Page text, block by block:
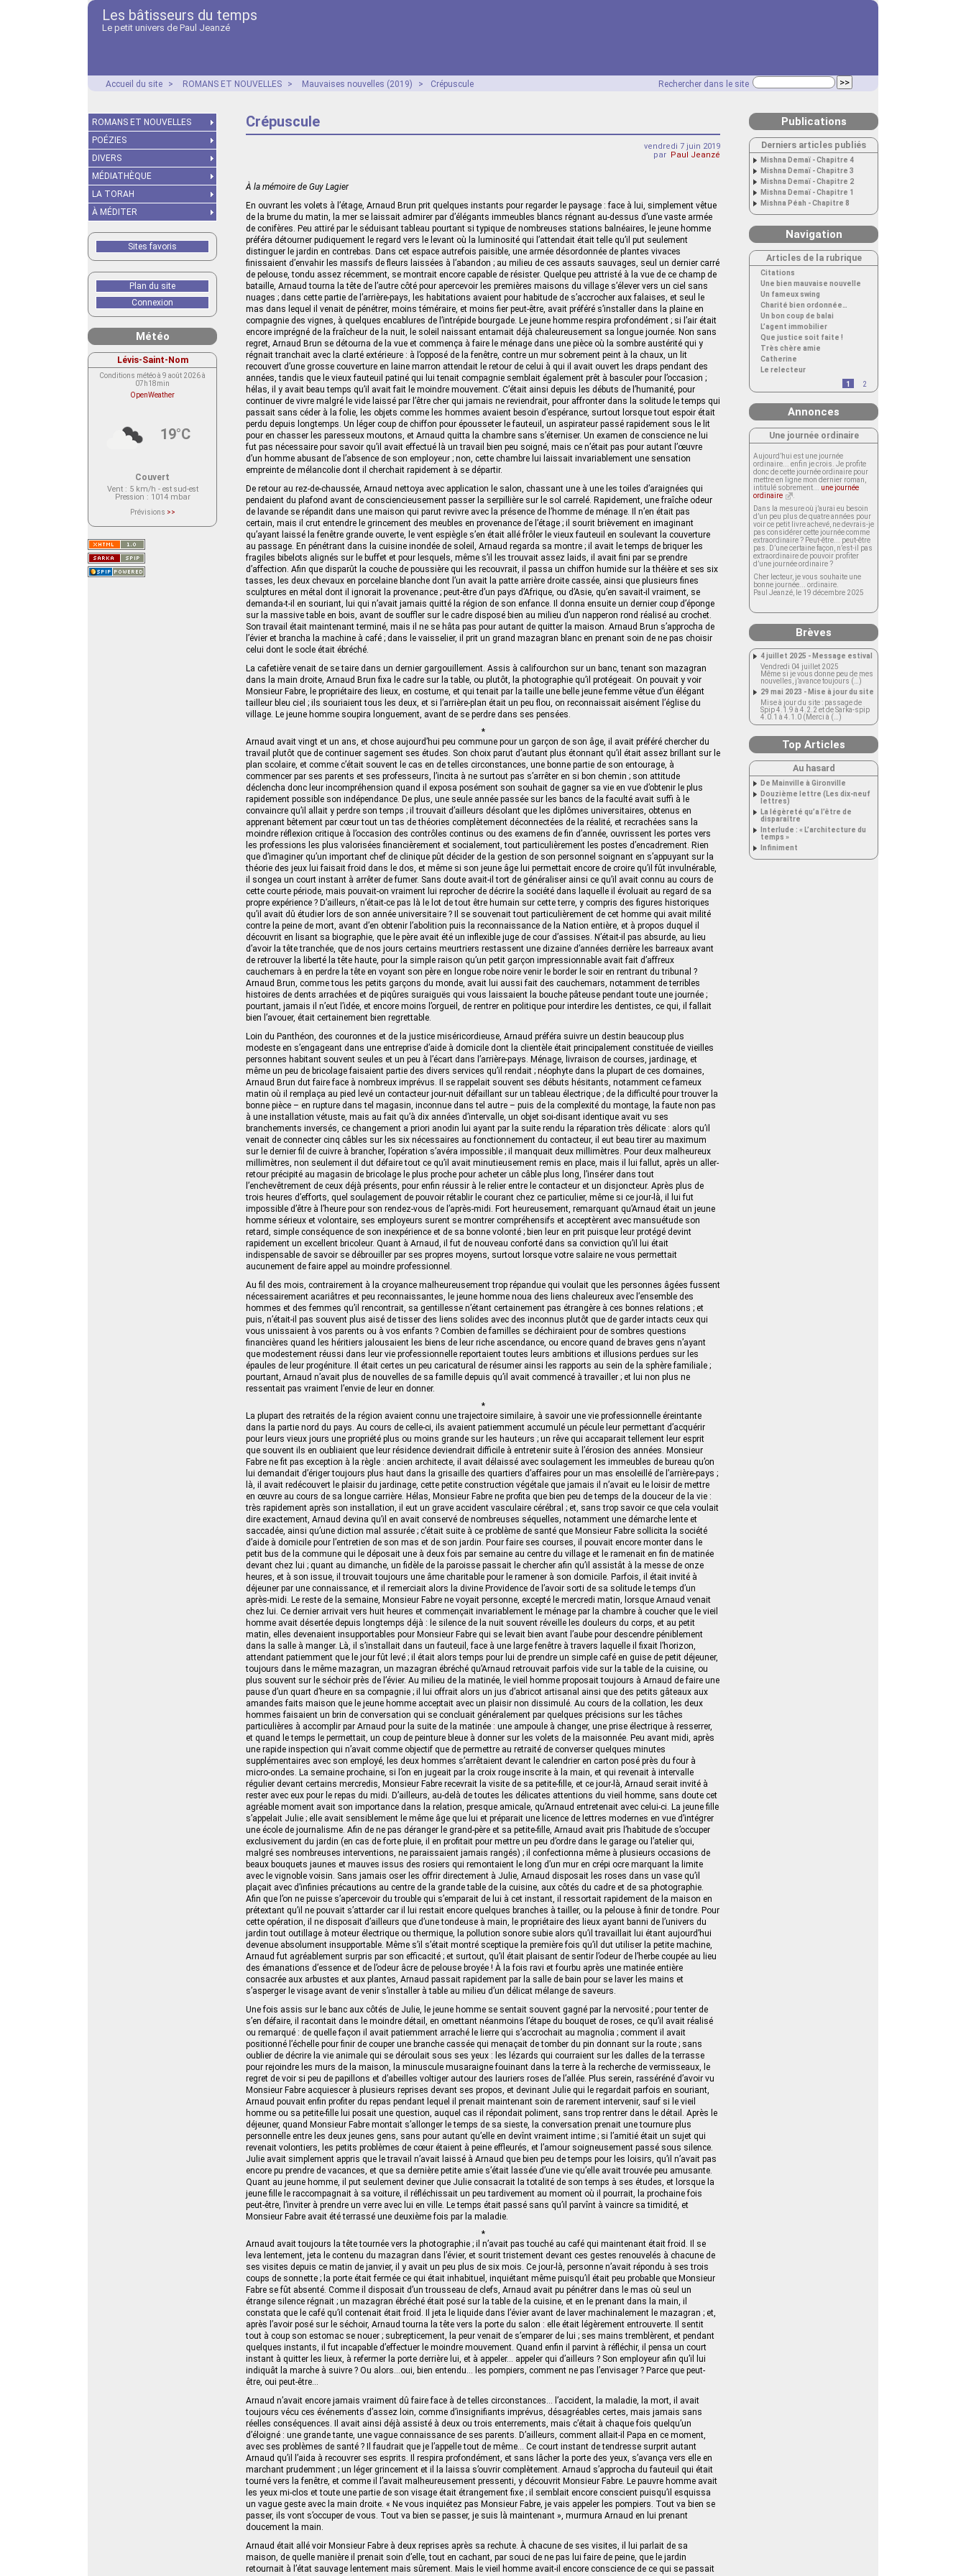
Les bâtisseurs du temps
Le petit univers de Paul Jeanzé
Rechercher dans le site
Accueil du site > ROMANS ET NOUVELLES > Mauvaises nouvelles (2019) > Crépuscule
Crépuscule
vendredi 7 juin 2019
par Paul Jeanzé
À la mémoire de Guy Lagier
En ouvrant les volets à l’étage, Arnaud Brun prit quelques instants pour regarder le paysage : face à lui, simplement vêtue
de la brume du matin, la mer se laissait admirer par d’élégants immeubles blancs régnant au‑dessus d’une vaste armée
de conifères. Peu attiré par le séduisant tableau pourtant si typique de nombreuses stations balnéaires, le jeune homme
préféra détourner pudiquement le regard vers le levant où la luminosité qui l’attendait était telle qu’il put seulement
distinguer le jardin en contrebas. Dans cet espace autrefois paisible, une armée désordonnée de plantes vivaces
finissaient d’envahir les massifs de fleurs laissées à l’abandon ; au milieu de ces assauts sauvages, seul un dernier carré
de pelouse, tondu assez récemment, se montrait encore capable de résister. Quelque peu attristé à la vue de ce champ de
bataille, Arnaud tourna la tête de l’autre côté pour apercevoir les premières maisons du village s’élever vers un ciel sans
nuages ; dans cette partie de l’arrière-pays, les habitations avaient pour habitude de s’accrocher aux falaises, et seul le
mas dans lequel il venait de pénétrer, moins téméraire, et moins fier peut-être, avait préféré s’installer dans la plaine en
compagnie des vignes, à quelques encablures de l’intrépide bourgade. Le jeune homme respira profondément ; si l’air était
encore imprégné de la fraîcheur de la nuit, le soleil naissant entamait déjà chaleureusement sa longue journée. Non sans
regret, Arnaud Brun se détourna de la vue et commença à faire le ménage dans une pièce où la sombre austérité qui y
régnait tranchait avec la clarté extérieure : à l’opposé de la fenêtre, contre un mur sobrement peint à la chaux, un lit
recouvert d’une grosse couverture en laine marron attendait le retour de celui à qui il avait ouvert les draps pendant des
années, tandis que le vieux fauteuil patiné qui lui tenait compagnie semblait également prêt à basculer pour l’occasion ;
hélas, il y avait beau temps qu’il avait fait le moindre mouvement. C’était ainsi depuis les débuts de l’humanité, pour
continuer de vivre malgré le vide laissé par l’être cher qui jamais ne reviendrait, pour affronter dans la solitude le temps qui
passait sans céder à la folie, les objets comme les hommes avaient besoin d’espérance, surtout lorsque tout espoir était
perdu depuis longtemps. Un léger coup de chiffon pour épousseter le fauteuil, un aspirateur passé rapidement sous le lit
pour en chasser les paresseux moutons, et Arnaud quitta la chambre sans s’éterniser. Un examen de conscience ne lui
fut pas nécessaire pour savoir qu’il avait effectué là un travail bien peu soigné, mais ce n’était pas pour autant l’œuvre
d’un homme abusant de l’absence de son employeur ; non, cette chambre lui laissait invariablement une sensation
empreinte de mélancolie dont il cherchait rapidement à se départir.
De retour au rez-de-chaussée, Arnaud nettoya avec application le salon, chassant une à une les toiles d’araignées qui
pendaient du plafond avant de consciencieusement passer la serpillière sur le sol carrelé. Rapidement, une fraîche odeur
de lavande se répandit dans une maison qui parut revivre avec la présence de l’homme de ménage. Il n’en était pas
certain, mais il crut entendre le grincement des meubles en provenance de l’étage ; il sourit brièvement en imaginant
qu’ayant laissé la fenêtre grande ouverte, le vent espiègle s’en était allé frôler le vieux fauteuil en soulevant la couverture
au passage. En pénétrant dans la cuisine inondée de soleil, Arnaud regarda sa montre ; il avait le temps de briquer les
fragiles bibelots alignés sur le buffet et pour lesquels, même s’il les trouvait assez laids, il avait fini par se prendre
d’affection. Afin que disparût la couche de poussière qui les recouvrait, il passa un chiffon humide sur la théière et ses six
tasses, les deux chevaux en porcelaine blanche dont l’un avait la patte arrière droite cassée, ainsi que plusieurs fines
sculptures en métal dont il ignorait la provenance ; peut-être d’un pays d’Afrique, ou d’Asie, qu’en savait-il vraiment, se
demanda-t-il en souriant, lui qui n’avait jamais quitté la région de son enfance. Il donna ensuite un dernier coup d’éponge
sur la massive table en bois, avant de souffler sur le cadre disposé bien au milieu d’un napperon rond réalisé au crochet.
Son travail était maintenant terminé, mais il ne se hâta pas pour autant de quitter la maison. Arnaud Brun s’approcha de
l’évier et brancha la machine à café ; dans le vaisselier, il prit un grand mazagran blanc en prenant soin de ne pas choisir
celui dont le socle était ébréché.
La cafetière venait de se taire dans un dernier gargouillement. Assis à califourchon sur un banc, tenant son mazagran
dans la main droite, Arnaud Brun fixa le cadre sur la table, ou plutôt, la photographie qu’il protégeait. On pouvait y voir
Monsieur Fabre, le propriétaire des lieux, en costume, et qui tenait par la taille une belle jeune femme vêtue d’un élégant
tailleur bleu ciel ; ils souriaient tous les deux, et si l’arrière-plan était un peu flou, on reconnaissait aisément l’église du
village. Le jeune homme soupira longuement, avant de se perdre dans ses pensées.
*
Arnaud avait vingt et un ans, et chose aujourd’hui peu commune pour un garçon de son âge, il avait préféré chercher du
travail plutôt que de continuer sagement ses études. Son choix parut d’autant plus étonnant qu’il était assez brillant sur le
plan scolaire, et comme c’était souvent le cas en de telles circonstances, une bonne partie de son entourage, à
commencer par ses parents et ses professeurs, l’incita à ne surtout pas s’arrêter en si bon chemin ; son attitude
déclencha donc leur incompréhension quand il exposa posément son souhait de gagner sa vie en vue d’obtenir le plus
rapidement possible son indépendance. De plus, une seule année passée sur les bancs de la faculté avait suffi à le
convaincre qu’il allait y perdre son temps ; il trouvait d’ailleurs désolant que les diplômes universitaires, obtenus en
apprenant bêtement par cœur tout un tas de théories complètement déconnectées de la réalité, et recrachées sans la
moindre réflexion critique à l’occasion des contrôles continus ou des examens de fin d’année, ouvrissent les portes vers
les professions les plus valorisées financièrement et socialement, tout particulièrement les postes d’encadrement. Rien
que d’imaginer qu’un important chef de clinique pût décider de la gestion de son personnel soignant en s’appuyant sur la
théorie des jeux lui faisait froid dans le dos, et même si son jeune âge lui permettait encore de croire qu’il fût invulnérable,
il songea un court instant à arrêter de fumer. Sans doute avait-il tort de généraliser ainsi ce qu’il avait connu au cours de
cette courte période, mais pouvait-on vraiment lui reprocher de décrire la société dans laquelle il évoluait au regard de sa
propre expérience ? D’ailleurs, n’était-ce pas là le lot de tout être humain sur cette terre, y compris des figures historiques
qu’il avait dû étudier lors de son année universitaire ? Il se souvenait tout particulièrement de cet homme qui avait milité
contre la peine de mort, avant d’en obtenir l’abolition puis la reconnaissance de la Nation entière, et à propos duquel il
découvrit en lisant sa biographie, que le père avait été un inflexible juge de cour d’assises. N’était-il pas absurde, au lieu
d’avoir la tête tranchée, que de nos jours certains meurtriers restassent une dizaine d’années derrière les barreaux avant
de retrouver la liberté la tête haute, pour la simple raison qu’un petit garçon impressionnable avait fait d’affreux
cauchemars à en perdre la tête en voyant son père en longue robe noire venir le border le soir en rentrant du tribunal ?
Arnaud Brun, comme tous les petits garçons du monde, avait lui aussi fait des cauchemars, notamment de terribles
histoires de dents arrachées et de piqûres suraiguës qui vous laissaient la bouche pâteuse pendant toute une journée ;
pourtant, jamais il n’eut l’idée, et encore moins l’orgueil, de rentrer en politique pour interdire les dentistes, ce qui, il fallait
bien l’avouer, était certainement bien regrettable.
Loin du Panthéon, des couronnes et de la justice miséricordieuse, Arnaud préféra suivre un destin beaucoup plus
modeste en s’engageant dans une entreprise d’aide à domicile dont la clientèle était principalement constituée de vieilles
personnes habitant souvent seules et un peu à l’écart dans l’arrière‑pays. Ménage, livraison de courses, jardinage, et
même un peu de bricolage faisaient partie des divers services qu’il rendait ; néophyte dans la plupart de ces domaines,
Arnaud Brun dut faire face à nombreux imprévus. Il se rappelait souvent ses débuts hésitants, notamment ce fameux
matin où il remplaça au pied levé un contacteur jour‑nuit défaillant sur un tableau électrique ; de la difficulté pour trouver la
bonne pièce – en rupture dans tel magasin, inconnue dans tel autre – puis de la complexité du montage, la faute non pas
à une installation vétuste, mais au fait qu’à dix années d’intervalle, un objet soi-disant identique avait vu ses
branchements inversés, ce changement a priori anodin lui ayant par la suite rendu la réparation très délicate : alors qu’il
venait de connecter cinq câbles sur les six nécessaires au fonctionnement du contacteur, il eut beau tirer au maximum
sur le dernier fil de cuivre à brancher, l’opération s’avéra impossible ; il manquait deux millimètres. Pour deux malheureux
millimètres, non seulement il dut défaire tout ce qu’il avait minutieusement remis en place, mais il lui fallut, après un aller-
retour précipité au magasin de bricolage le plus proche pour acheter un câble plus long, l’insérer dans tout
l’enchevêtrement de ceux déjà présents, pour enfin réussir à le relier entre le contacteur et un disjoncteur. Après plus de
trois heures d’efforts, quel soulagement de pouvoir rétablir le courant chez ce particulier, même si ce jour-là, il lui fut
impossible d’être à l’heure pour son rendez-vous de l’après‑midi. Fort heureusement, remarquant qu’Arnaud était un jeune
homme sérieux et volontaire, ses employeurs surent se montrer compréhensifs et acceptèrent avec mansuétude son
retard, simple conséquence de son inexpérience et de sa bonne volonté ; bien leur en prit puisque leur protégé devint
rapidement un excellent bricoleur. Quant à Arnaud, il fut de nouveau conforté dans sa conviction qu’il lui était
indispensable de savoir se débrouiller par ses propres moyens, surtout lorsque votre salaire ne vous permettait
aucunement de faire appel au moindre professionnel.
Au fil des mois, contrairement à la croyance malheureusement trop répandue qui voulait que les personnes âgées fussent
nécessairement acariâtres et peu reconnaissantes, le jeune homme noua des liens chaleureux avec l’ensemble des
hommes et des femmes qu’il rencontrait, sa gentillesse n’étant certainement pas étrangère à ces bonnes relations ; et
puis, n’était-il pas souvent plus aisé de tisser des liens solides avec des inconnus plutôt que de garder intacts ceux qui
vous unissaient à vos parents ou à vos enfants ? Combien de familles se déchiraient pour de sombres questions
financières quand les héritiers jalousaient les biens de leur riche ascendance, ou encore quand de braves gens n’ayant
que modestement réussi dans leur vie professionnelle reportaient toutes leurs ambitions et illusions perdues sur les
épaules de leur progéniture. Il était certes un peu caricatural de résumer ainsi les rapports au sein de la sphère familiale ;
pourtant, Arnaud n’avait plus de nouvelles de sa famille depuis qu’il avait commencé à travailler ; et lui non plus ne
ressentait pas vraiment l’envie de leur en donner.
*
La plupart des retraités de la région avaient connu une trajectoire similaire, à savoir une vie professionnelle éreintante
dans la partie nord du pays. Au cours de celle-ci, ils avaient patiemment accumulé un pécule leur permettant d’acquérir
pour leurs vieux jours une propriété plus ou moins grande sur les hauteurs ; un rêve qui accaparait tellement leur esprit
que souvent ils en oubliaient que leur résidence deviendrait difficile à entretenir suite à l’érosion des années. Monsieur
Fabre ne fit pas exception à la règle : ancien architecte, il avait délaissé avec soulagement les immeubles de bureau qu’on
lui demandait d’ériger toujours plus haut dans la grisaille des quartiers d’affaires pour un mas ensoleillé de l’arrière-pays ;
là, il avait redécouvert le plaisir du jardinage, cette petite construction végétale que jamais il n’avait eu le loisir de mettre
en œuvre au cours de sa longue carrière. Hélas, Monsieur Fabre ne profita que bien peu de temps de la douceur de la vie :
très rapidement après son installation, il eut un grave accident vasculaire cérébral ; et, sans trop savoir ce que cela voulait
dire exactement, Arnaud devina qu’il en avait conservé de nombreuses séquelles, notamment une démarche lente et
saccadée, ainsi qu’une diction mal assurée ; c’était suite à ce problème de santé que Monsieur Fabre sollicita la société
d’aide à domicile pour l’entretien de son mas et de son jardin. Pour faire ses courses, il pouvait encore monter dans le
petit bus de la commune qui le déposait une à deux fois par semaine au centre du village et le ramenait en fin de matinée
devant chez lui ; quant au dimanche, un fidèle de la paroisse passait le chercher afin qu’il assistât à la messe de onze
heures, et à son issue, il trouvait toujours une âme charitable pour le ramener à son domicile. Parfois, il était invité à
déjeuner par une connaissance, et il remerciait alors la divine Providence de l’avoir sorti de sa solitude le temps d’un
après-midi. Le reste de la semaine, Monsieur Fabre ne voyait personne, excepté le mercredi matin, lorsque Arnaud venait
chez lui. Ce dernier arrivait vers huit heures et commençait invariablement le ménage par la chambre à coucher que le vieil
homme avait désertée depuis longtemps déjà : le silence de la nuit souvent réveille les douleurs du corps, et au petit
matin, elles devenaient insupportables pour Monsieur Fabre qui se levait bien avant l’aube pour descendre péniblement
dans la salle à manger. Là, il s’installait dans un fauteuil, face à une large fenêtre à travers laquelle il fixait l’horizon,
attendant patiemment que le jour fût levé ; il était alors temps pour lui de prendre un simple café en guise de petit déjeuner,
toujours dans le même mazagran, un mazagran ébréché qu’Arnaud retrouvait parfois vide sur la table de la cuisine, ou
plus souvent sur le séchoir près de l’évier. Au milieu de la matinée, le vieil homme proposait toujours à Arnaud de faire une
pause d’un quart d’heure en sa compagnie ; il lui offrait alors un jus d’abricot artisanal ainsi que des petits gâteaux aux
amandes faits maison que le jeune homme acceptait avec un plaisir non dissimulé. Au cours de la collation, les deux
hommes faisaient un brin de conversation qui se concluait généralement par quelques précisions sur les tâches
particulières à accomplir par Arnaud pour la suite de la matinée : une ampoule à changer, une prise électrique à resserrer,
et quand le temps le permettait, un coup de peinture bleue à donner sur les volets de la maisonnée. Peu avant midi, après
une rapide inspection qui n’avait comme objectif que de permettre au retraité de converser quelques minutes
supplémentaires avec son employé, les deux hommes s’arrêtaient devant le calendrier en carton posé près du four à
micro-ondes. La semaine prochaine, si l’on en jugeait par la croix rouge inscrite à la main, et qui revenait à intervalle
régulier devant certains mercredis, Monsieur Fabre recevrait la visite de sa petite-fille, et ce jour-là, Arnaud serait invité à
rester avec eux pour le repas du midi. D’ailleurs, au-delà de toutes les délicates attentions du vieil homme, sans doute cet
agréable moment avait son importance dans la relation, presque amicale, qu’Arnaud entretenait avec celui‑ci. La jeune fille
s’appelait Julie ; elle avait sensiblement le même âge que lui et préparait une licence de lettres modernes en vue d’intégrer
une école de journalisme. Afin de ne pas déranger le grand-père et sa petite-fille, Arnaud avait pris l’habitude de s’occuper
exclusivement du jardin (en cas de forte pluie, il en profitait pour mettre un peu d’ordre dans le garage ou l’atelier qui,
malgré ses nombreuses interventions, ne paraissaient jamais rangés) ; il confectionna même à plusieurs occasions de
beaux bouquets jaunes et mauves issus des rosiers qui remontaient le long d’un mur en crépi ocre marquant la limite
avec le vignoble voisin. Sans jamais oser les offrir directement à Julie, Arnaud disposait les roses dans un vase qu’il
plaçait avec d’infinies précautions au centre de la grande table de la cuisine, aux côtés du cadre et de sa photographie.
Afin que l’on ne puisse s’apercevoir du trouble qui s’emparait de lui à cet instant, il ressortait rapidement de la maison en
prétextant qu’il ne pouvait s’attarder car il lui restait encore quelques branches à tailler, ou la pelouse à finir de tondre. Pour
cette opération, il ne disposait d’ailleurs que d’une tondeuse à main, le propriétaire des lieux ayant banni de l’univers du
jardin tout outillage à moteur électrique ou thermique, la pollution sonore subie alors qu’il travaillait lui étant aujourd’hui
devenue absolument insupportable. Même s’il s’était montré sceptique la première fois qu’il dut utiliser la petite machine,
Arnaud fut agréablement surpris par son efficacité ; et surtout, qu’il était plaisant de sentir l’odeur de l’herbe coupée au lieu
des émanations d’essence et de l’odeur âcre de pelouse broyée ! À la fois ravi et fourbu après une matinée entière
consacrée aux arbustes et aux plantes, Arnaud passait rapidement par la salle de bain pour se laver les mains et
s’asperger le visage avant de venir s’installer à table au milieu d’un délicat mélange de saveurs.
Une fois assis sur le banc aux côtés de Julie, le jeune homme se sentait souvent gagné par la nervosité ; pour tenter de
s’en défaire, il racontait dans le moindre détail, en omettant néanmoins l’étape du bouquet de roses, ce qu’il avait réalisé
ou remarqué : de quelle façon il avait patiemment arraché le lierre qui s’accrochait au magnolia ; comment il avait
positionné l’échelle pour finir de couper une branche cassée qui menaçait de tomber du pin donnant sur la route ; sans
oublier de décrire la vie animale qui se déroulait sous ses yeux : les lézards qui courraient sur les dalles de la terrasse
pour rejoindre les murs de la maison, la minuscule musaraigne fouinant dans la terre à la recherche de vermisseaux, le
regret de voir si peu de papillons et d’abeilles voltiger autour des lauriers roses de l’allée. Plus serein, rasséréné d’avoir vu
Monsieur Fabre acquiescer à plusieurs reprises devant ses propos, et devinant Julie qui le regardait parfois en souriant,
Arnaud pouvait enfin profiter du repas pendant lequel il prenait maintenant soin de rarement intervenir, sauf si le vieil
homme ou sa petite‑fille lui posait une question, auquel cas il répondait poliment, sans trop rentrer dans le détail. Après le
déjeuner, quand Monsieur Fabre montait s’allonger le temps de sa sieste, la conversation prenait une tournure plus
personnelle entre les deux jeunes gens, sans pour autant qu’elle en devînt vraiment intime ; si l’amitié était un sujet qui
revenait volontiers, les petits problèmes de cœur étaient à peine effleurés, et l’amour soigneusement passé sous silence.
Julie avait simplement appris que le travail n’avait laissé à Arnaud que bien peu de temps pour les loisirs, qu’il n’avait pas
encore pu prendre de vacances, et que sa dernière petite amie s’était lassée d’une vie qu’elle avait trouvée peu amusante.
Quant au jeune homme, il put seulement deviner que Julie consacrait la totalité de son temps à ses études, et lorsque la
jeune fille le raccompagnait à sa voiture, il réfléchissait un peu tardivement au moment où il pourrait, la prochaine fois
peut-être, l’inviter à prendre un verre avec lui en ville. Le temps était passé sans qu’il parvînt à vaincre sa timidité, et
Monsieur Fabre avait été terrassé une deuxième fois par la maladie.
*
Arnaud avait toujours la tête tournée vers la photographie ; il n’avait pas touché au café qui maintenant était froid. Il se
leva lentement, jeta le contenu du mazagran dans l’évier, et sourit tristement devant ces gestes renouvelés à chacune de
ses visites depuis ce matin de janvier, il y avait un peu plus de six mois. Ce jour-là, personne n’avait répondu à ses trois
coups de sonnette ; la porte était fermée ce qui était inhabituel, inquiétant même puisqu’il était peu probable que Monsieur
Fabre se fût absenté. Comme il disposait d’un trousseau de clefs, Arnaud avait pu pénétrer dans le mas où seul un
étrange silence régnait ; un mazagran ébréché était posé sur la table de la cuisine, et en le prenant dans la main, il
constata que le café qu’il contenait était froid. Il jeta le liquide dans l’évier avant de laver machinalement le mazagran ; et,
après l’avoir posé sur le séchoir, Arnaud tourna la tête vers la porte du salon : elle était légèrement entrouverte. Il sentit
tout à coup son estomac se nouer ; subrepticement, la peur venait de s’emparer de lui ; ses mains tremblèrent, et pendant
quelques instants, il fut incapable d’effectuer le moindre mouvement. Quand enfin il parvint à réfléchir, il pensa un court
instant à quitter les lieux, à refermer la porte derrière lui, et à appeler… appeler qui d’ailleurs ? Son employeur afin qu’il lui
indiquât la marche à suivre ? Ou alors…oui, bien entendu… les pompiers, comment ne pas l’envisager ? Parce que peut-
être, oui peut-être…
Arnaud n’avait encore jamais vraiment dû faire face à de telles circonstances… l’accident, la maladie, la mort, il avait
toujours vécu ces événements d’assez loin, comme d’insignifiants imprévus, désagréables certes, mais jamais sans
réelles conséquences. Il avait ainsi déjà assisté à deux ou trois enterrements, mais c’était à chaque fois quelqu’un
d’éloigné : une grande tante, une vague connaissance de ses parents. D’ailleurs, comment allait-il Papa en ce moment,
avec ses problèmes de santé ? Il faudrait que je l’appelle tout de même… Ce court instant de tendresse surprit autant
Arnaud qu’il l’aida à recouvrer ses esprits. Il respira profondément, et sans lâcher la porte des yeux, s’avança vers elle en
marchant prudemment ; un léger grincement et il la laissa s’ouvrir complètement. Arnaud s’approcha du fauteuil qui était
tourné vers la fenêtre, et comme il l’avait malheureusement pressenti, y découvrit Monsieur Fabre. Le pauvre homme avait
les yeux mi-clos et toute une partie de son visage était étrangement fixe ; il semblait encore conscient puisqu’il esquissa
un vague geste avec la main droite. « Ne vous inquiétez pas Monsieur Fabre, je vais appeler les pompiers. Tout va bien se
passer, ils vont s’occuper de vous. Tout va bien se passer, je suis là maintenant », murmura Arnaud en lui prenant
doucement la main.
Arnaud était allé voir Monsieur Fabre à deux reprises après sa rechute. À chacune de ses visites, il lui parlait de sa
maison, de quelle manière il prenait soin d’elle, tout en cachant, par souci de ne pas lui faire de peine, que le jardin
retournait à l’état sauvage lentement mais sûrement. Mais le vieil homme avait-il encore conscience de ce qui se passait
ROMANS ET NOUVELLES
POÉZIES
DIVERS
MÉDIATHÈQUE
LA TORAH
À MÉDITER
Sites favoris
Plan du site
Connexion
Météo
Lévis-Saint-Nom
Conditions météo à 9 août 2026 à
07h18min
OpenWeather
19°C
Couvert
Vent: 5 km/h - est sud-est
Pression : 1014 mbar
Prévisions >>
actuellement aucune prévision
Saint-Nom.
Veuillez consulter le message du
service ci-dessous.
(401 - Invalid API key. Please see
https://openweathermap.org/faq#error401
Publications
Derniers articles publiés
Mishna Demaï - Chapitre 4
Mishna Demaï - Chapitre 3
Mishna Demaï - Chapitre 2
Mishna Demaï - Chapitre 1
Mishna Péah - Chapitre 8
Navigation
Articles de la rubrique
Citations
Une bien mauvaise nouvelle
Un fameux swing
Charité bien ordonnée…
Un bon coup de balai
L’agent immobilier
Que justice soit faite !
Très chère amie
Catherine
Le relecteur
1
2
Annonces
Une journée ordinaire
Aujourd’hui est une journée
ordinaire... enfin je crois. Je profite
donc de cette journée ordinaire pour
mettre en ligne mon dernier roman,
intitulé sobrement... une journée
ordinaire
Dans la mesure où j’aurai eu besoin
d’un peu plus de quatre années pour
voir ce petit livre achevé, ne devrais-je
pas considérer cette journée comme
extraordinaire ? Peut-être... peut-être
pas. D’une certaine façon, n’est-il pas
extraordinaire de pouvoir profiter
d’une journée ordinaire ?
Cher lecteur, je vous souhaite une
bonne journée... ordinaire.
Paul Jeanzé, le 19 décembre 2025
Brèves
4 juillet 2025 - Message estival
Vendredi 04 juillet 2025
Même si je vous donne peu de mes
nouvelles, j’avance toujours (…)
29 mai 2023 - Mise à jour du site
Mise à jour du site : passage de
Spip 4.1.9 à 4.2.2 et de Sarka-spip
4.0.1 à 4.1.0 (Merci à (…)
Top Articles
Au hasard
De Mainville à Gironville
Douzième lettre (Les dix-neuf
lettres)
La légèreté qu’a l’être de
disparaître
Interlude : « L’architecture du
temps »
Infiniment